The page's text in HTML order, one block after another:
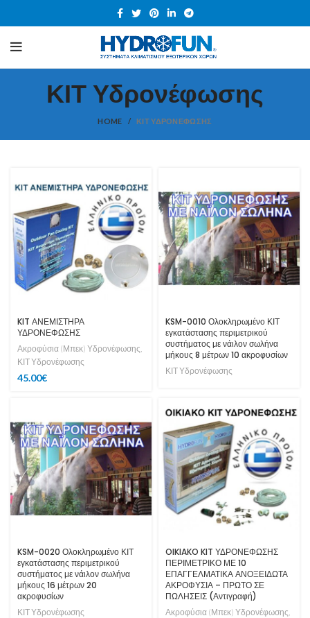
ΚΙΤ Υδρονέφωσης
HOME ΚΙΤ ΥΔΡΟΝΈΦΩΣΗΣ
KIT ΑΝΕΜΙΣΤΗΡΑ
ΥΔΡΟΝΕΦΩΣΗΣ
Ακροφύσια (Μπεκ) Υδρονέφωσης,
ΚΙΤ Υδρονέφωσης
45.00€
KSM-0010 Ολοκληρωμένο ΚΙΤ
εγκατάστασης περιμετρικού
συστήματος με νάιλον σωλήνα
μήκους 8 μέτρων 10 ακροφυσίων
ΚΙΤ Υδρονέφωσης
KSM-0020 Ολοκληρωμένο ΚΙΤ
εγκατάστασης περιμετρικού
συστήματος με νάιλον σωλήνα
μήκους 16 μέτρων 20
ακροφυσίων
ΚΙΤ Υδρονέφωσης
OIKIAKO KIT ΥΔΡΟΝΕΦΩΣΗΣ
ΠΕΡΙΜΕΤΡΙΚΟ ΜΕ 10
ΕΠΑΓΓΕΛΜΑΤΙΚΑ ΑΝΟΞΕΙΔΩΤΑ
ΑΚΡΟΦΥΣΙΑ – ΠΡΩΤΟ ΣΕ
ΠΩΛΗΣΕΙΣ (Αντιγραφή)
Ακροφύσια (Μπεκ) Υδρονέφωσης,